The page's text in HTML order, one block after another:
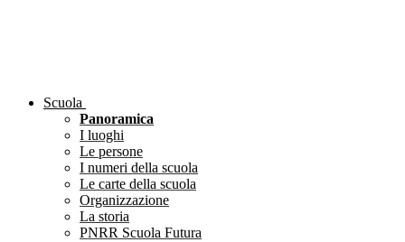
Scuola
Panoramica
I luoghi
Le persone
I numeri della scuola
Le carte della scuola
Organizzazione
La storia
PNRR Scuola Futura